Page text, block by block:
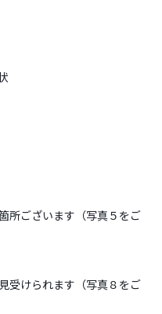
所ございます（写真５をご
受けられます（写真８をご